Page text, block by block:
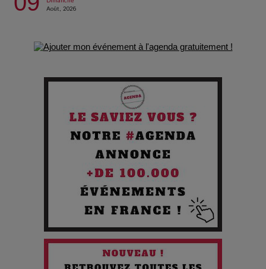
de survie
Comment Prendre Soin de sa Santé quand on Roule toute la
Pourquoi les Petites Entreprises Créatives Deviennent les
Cibles des Hackers
Les 3 meilleures destinations pour des vacances sportives
Quand l'Opéra Rencontre l'IA : Lola Volonakis, l'Artiste du
Paradoxe qui Chante le Futur
Août, 2026